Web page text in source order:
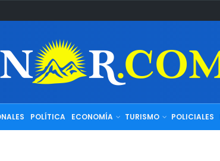
POLÍTICA ECONOMÍA TURISMO POLICIALES